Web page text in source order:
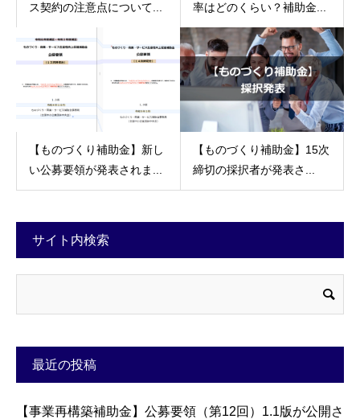
ス契約の注意点について...
率はどのくらい？補助金...
【ものづくり補助金】新し
い公募要領が発表されま...
【ものづくり補助金】15次
締切の採択者が発表さ...
サイト内検索
最近の投稿
【事業再構築補助金】公募要領（第12回）1.1版が公開さ